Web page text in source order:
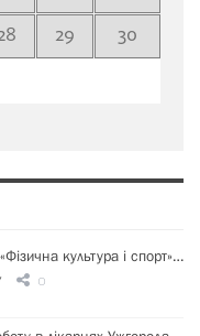
29
30
культура і спорт»…
0